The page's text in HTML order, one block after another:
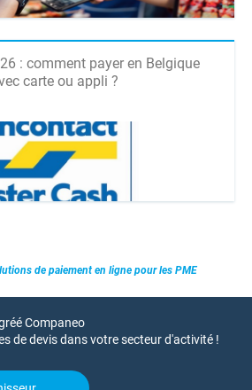
: comment payer en Belgique
carte ou appli ?
de paiement en ligne pour les PME
Companeo
de devis dans votre secteur d'activité !